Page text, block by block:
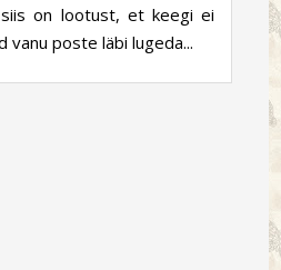
on lootust, et keegi ei
vanu poste läbi lugeda...